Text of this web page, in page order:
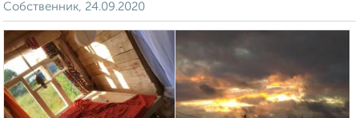
Собственник, 24.09.2020